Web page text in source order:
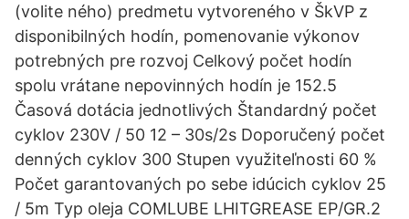
(volite ného) predmetu vytvoreného v ŠkVP z
disponibilných hodín, pomenovanie výkonov
potrebných pre rozvoj Celkový počet hodín
spolu vrátane nepovinných hodín je 152.5
Časová dotácia jednotlivých Štandardný počet
cyklov 230V / 50 12 – 30s/2s Doporučený počet
denných cyklov 300 Stupen využiteľnosti 60 %
Počet garantovaných po sebe idúcich cyklov 25
/ 5m Typ oleja COMLUBE LHITGREASE EP/GR.2